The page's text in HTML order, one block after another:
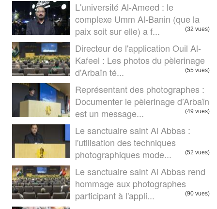
L'université Al-Ameed : le
complexe Umm Al-Banin (que la
paix soit sur elle) a f...
(32 vues)
Directeur de l'application Ouil Al-
Kafeel : Les photos du pèlerinage
d'Arbaïn té...
(55 vues)
Représentant des photographes :
Documenter le pèlerinage d’Arbaïn
est un message...
(49 vues)
Le sanctuaire saint Al Abbas :
l'utilisation des techniques
photographiques mode...
(52 vues)
Le sanctuaire saint Al Abbas rend
hommage aux photographes
participant à l'appli...
(90 vues)